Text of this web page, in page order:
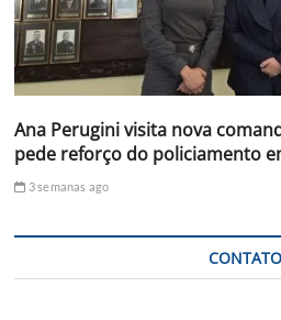
Ana Perugini visita nova
pede reforço do policiamento
3 semanas ago
CONTATO